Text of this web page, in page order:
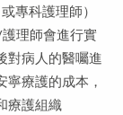
專科護理師）
理師會進行實
對病人的醫囑進
療護的成本，
療護組織